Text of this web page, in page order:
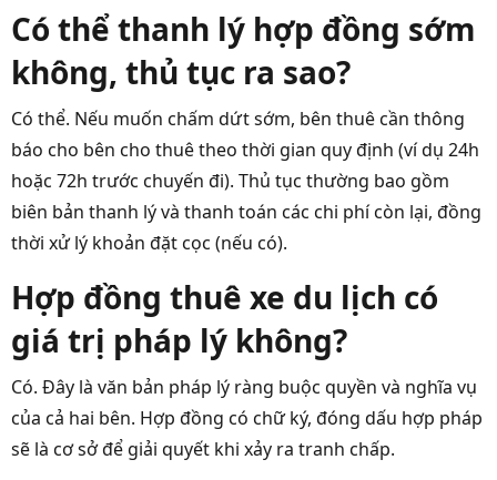
Có thể thanh lý hợp đồng sớm
không, thủ tục ra sao?
Có thể. Nếu muốn chấm dứt sớm, bên thuê cần thông
báo cho bên cho thuê theo thời gian quy định (ví dụ 24h
hoặc 72h trước chuyến đi). Thủ tục thường bao gồm
biên bản thanh lý và thanh toán các chi phí còn lại, đồng
thời xử lý khoản đặt cọc (nếu có).
Hợp đồng thuê xe du lịch có
giá trị pháp lý không?
Có. Đây là văn bản pháp lý ràng buộc quyền và nghĩa vụ
của cả hai bên. Hợp đồng có chữ ký, đóng dấu hợp pháp
sẽ là cơ sở để giải quyết khi xảy ra tranh chấp.